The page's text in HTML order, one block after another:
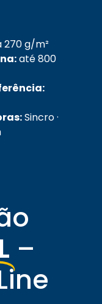
270 g/m²
até 800
Sincro ·
–